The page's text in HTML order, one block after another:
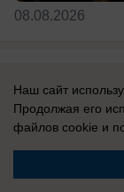
08.08.2026
Сербия
радостно
подписал с
Наш сайт
Продолжая его
файлов cookie и